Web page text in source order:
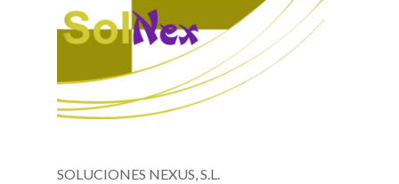
SOLUCIONES NEXUS, S.L.